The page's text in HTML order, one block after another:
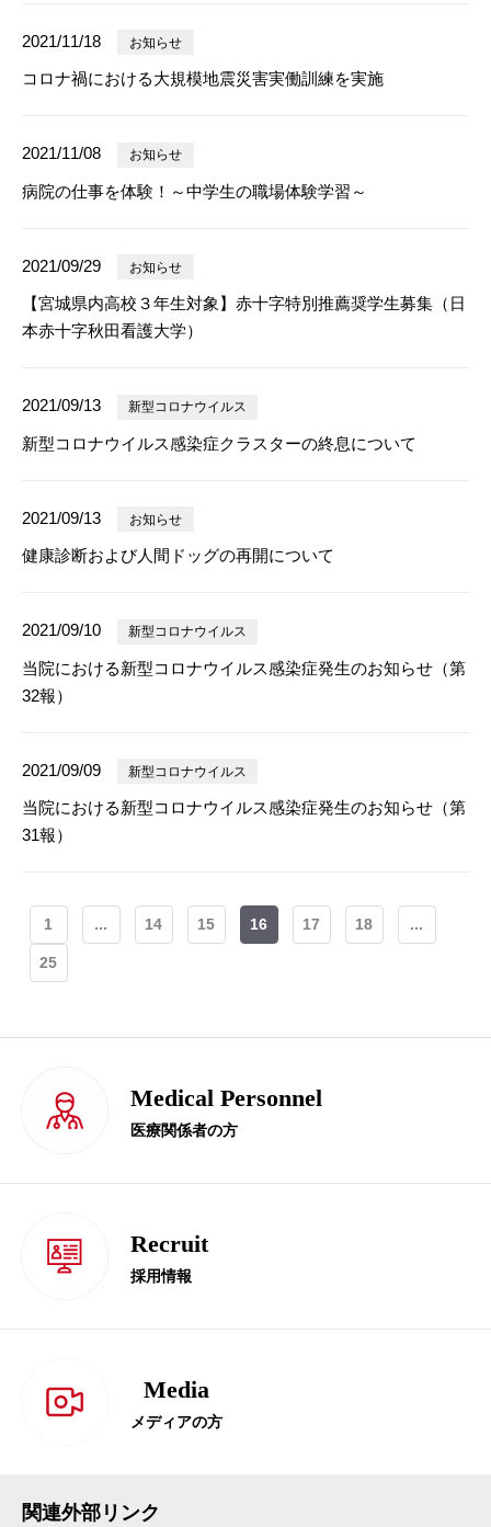
2021/11/18 お知らせ
コロナ禍における大規模地震災害実働訓練を実施
2021/11/08 お知らせ
病院の仕事を体験！～中学生の職場体験学習～
2021/09/29 お知らせ
【宮城県内高校３年生対象】赤十字特別推薦奨学生募集（日
本赤十字秋田看護大学）
2021/09/13 新型コロナウイルス
新型コロナウイルス感染症クラスターの終息について
2021/09/13 お知らせ
健康診断および人間ドッグの再開について
2021/09/10 新型コロナウイルス
当院における新型コロナウイルス感染症発生のお知らせ（第
32報）
2021/09/09 新型コロナウイルス
当院における新型コロナウイルス感染症発生のお知らせ（第
31報）
1 ... 14 15 16 17 18 ...
25
Medical Personnel
医療関係者の方
Recruit
採用情報
Media
メディアの方
関連外部リンク